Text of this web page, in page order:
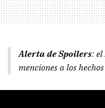
Alerta de Spoilers:
menciones a los